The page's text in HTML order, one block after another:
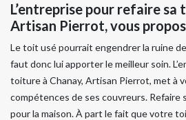
L’entreprise pour refaire sa
Artisan Pierrot, vous
Le toit usé pourrait engendrer la ruine
faut donc lui apporter le meilleur soin.
toiture à Chanay, Artisan Pierrot, met à
compétences de ses couvreurs.
pour la maison. À part le fait que votre